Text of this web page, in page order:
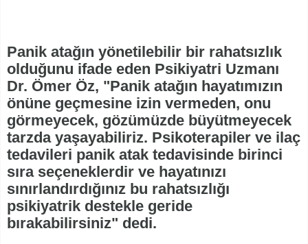
Panik atağın yönetilebilir bir rahatsızlık
olduğunu ifade eden Psikiyatri Uzmanı
Dr. Ömer Öz, "Panik atağın hayatımızın
önüne geçmesine izin vermeden, onu
görmeyecek, gözümüzde büyütmeyecek
tarzda yaşayabiliriz. Psikoterapiler ve ilaç
tedavileri panik atak tedavisinde birinci
sıra seçeneklerdir ve hayatınızı
sınırlandırdığınız bu rahatsızlığı
psikiyatrik destekle geride
bırakabilirsiniz" dedi.